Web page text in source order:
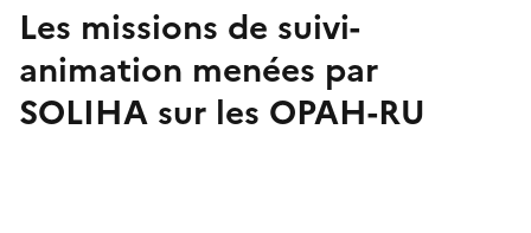
Les missions de suivi-
animation menées par
SOLIHA sur les OPAH-RU